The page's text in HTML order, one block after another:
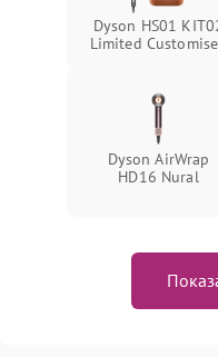
Dyson HS01
Limited
Dyson AirWrap
HD16 Nural